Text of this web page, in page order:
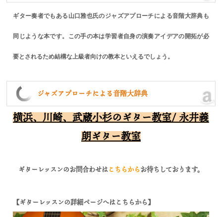
ギター奏者でもある山口雅也氏のジャズアプローチによる音階大辞典も
同じような本です。この手の本は学習者自身の演奏アイデアの開拓が必
要とされるため結構な上級者向けの教本といえるでしょう。
ジャズアプローチによる音階大辞典
横浜、川崎、武蔵小杉のギター教室/ 永井義
朗ギター教室
ギターレッスンのお問合わせはこちらからお待ちしております。
【ギターレッスンの詳細ページへはこちらから】